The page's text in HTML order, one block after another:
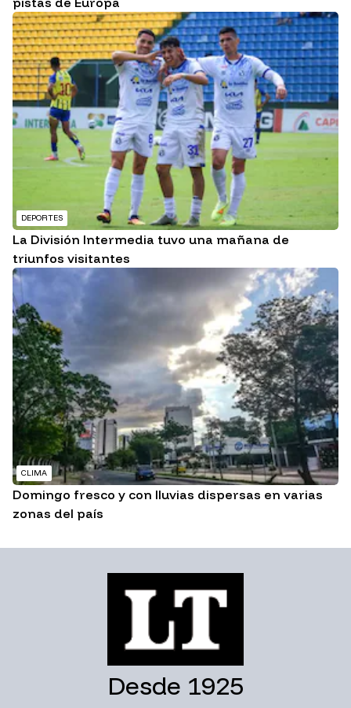
DEPORTES
La División Intermedia tuvo una mañana de
triunfos visitantes
CLIMA
Domingo fresco y con lluvias dispersas en varias
zonas del país
Desde 1925